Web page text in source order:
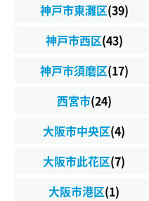
神戸市東灘区(39)
神戸市西区(43)
神戸市須磨区(17)
西宮市(24)
大阪市中央区(4)
大阪市此花区(7)
大阪市港区(1)